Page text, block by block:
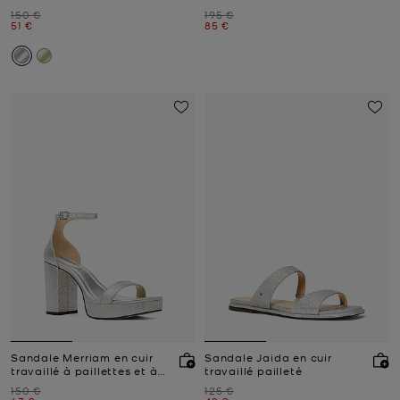
Prix initial
150 €
Prix actuel
51 €
Prix initial
195 €
Prix actuel
85 €
Sandale Merriam en cuir
travaillé à paillettes et à
semelle compensée
Prix initial
150 €
Sandale Jaida en cuir
travaillé pailleté
Prix initial
125 €